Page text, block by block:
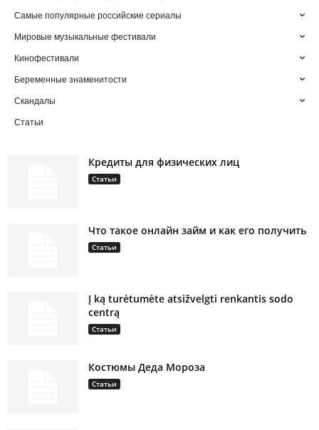
Самые популярные российские сериалы
Мировые музыкальные фестивали
Кинофестивали
Беременные знаменитости
Скандалы
Статьи
Кредиты для физических лиц
Статьи
Что такое онлайн займ и как его получить
Статьи
Į ką turėtumėte atsižvelgti renkantis sodo
centrą
Статьи
Костюмы Деда Мороза
Статьи